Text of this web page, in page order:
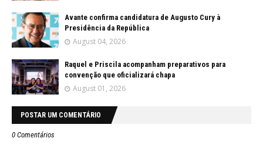
Avante confirma candidatura de Augusto Cury à
Presidência da República
August 04, 2026
Raquel e Priscila acompanham preparativos para
convenção que oficializará chapa
August 01, 2026
POSTAR UM COMENTÁRIO
0 Comentários